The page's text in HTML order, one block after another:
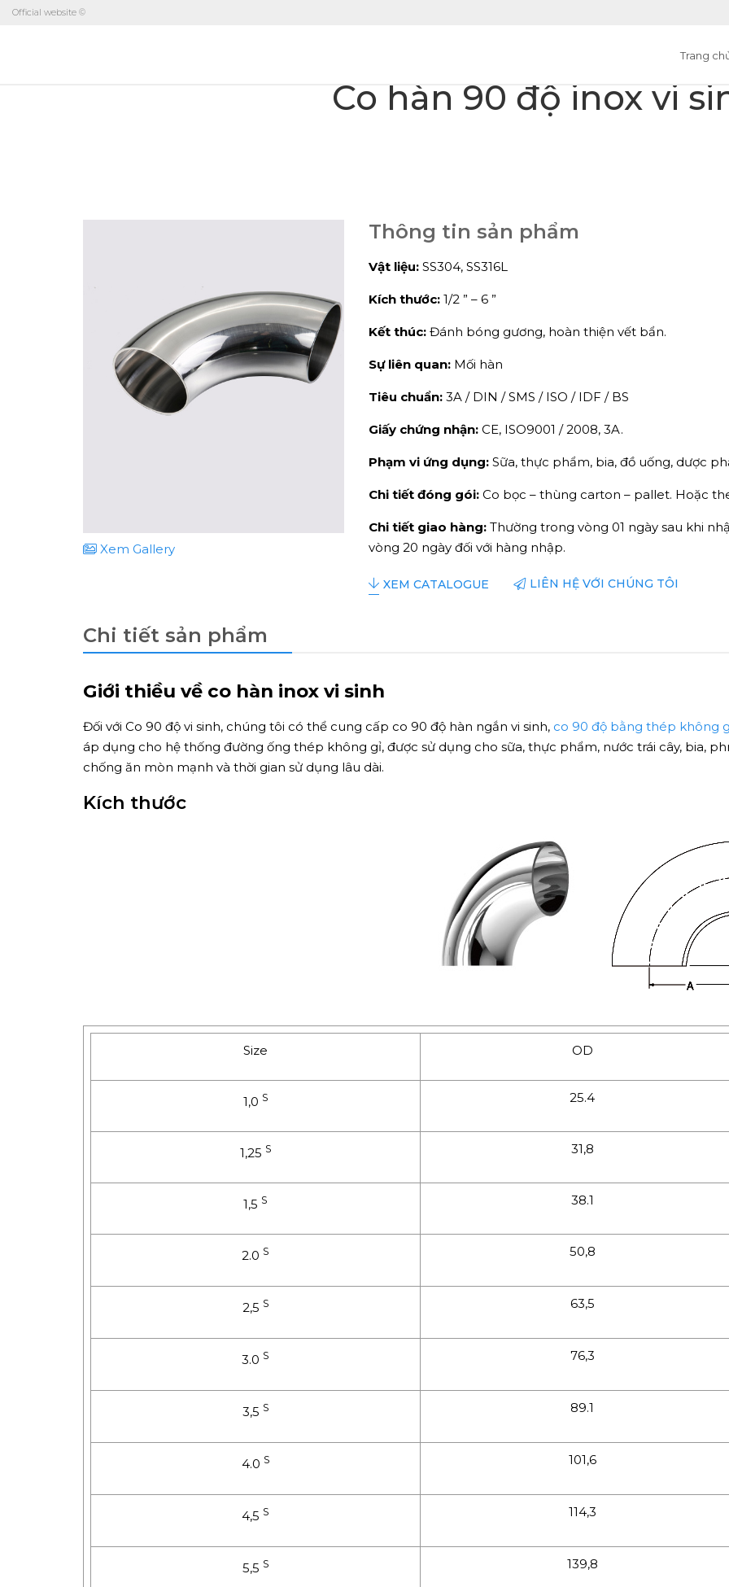
Official website ©
Trang
Co hàn 90 độ inox vi
Xem Gallery
Thông tin sản phẩm
Vật liệu: SS304, SS316L
Kích thước: 1/2 ” – 6 ”
Kết thúc: Đánh bóng gương, hoàn thiện vết bẩn.
Sự liên quan: Mối hàn
Tiêu chuẩn: 3A / DIN / SMS / ISO / IDF / BS
Giấy chứng nhận: CE, ISO9001 / 2008, 3A.
Phạm vi ứng dụng: Sữa, thực phẩm, bia, đồ uống, dược
Chi tiết đóng gói: Co bọc – thùng carton – pallet. Hoặc
Chi tiết giao hàng: Thường trong vòng 01 ngày sau khi
vòng 20 ngày đối với hàng nhập.
XEM CATALOGUE LIÊN HỆ VỚI CHÚNG TÔI
Chi tiết sản phẩm
Giới thiều về co hàn inox vi sinh
Đối với Co 90 độ vi sinh, chúng tôi có thể cung cấp co 90 độ hàn ngắn vi sinh, co 90 độ bằng thép không
áp dụng cho hệ thống đường ống thép không gỉ, được sử dụng cho sữa, thực phẩm, nước trái cây, bia,
chống ăn mòn mạnh và thời gian sử dụng lâu dài.
Kích thước
Size OD
1,0 S 25.4
1,25 S 31,8
1,5 S 38.1
2.0 S 50,8
2,5 S 63,5
3.0 S 76,3
3,5 S 89.1
4.0 S 101,6
4,5 S 114,3
5,5 S 139,8